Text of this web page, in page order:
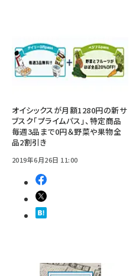
オイシックスが月額1280円の新サ
ブスク「プライムパス」、特定商品
毎週3品まで0円＆野菜や果物全
品2割引き
2019年6月26日 11:00